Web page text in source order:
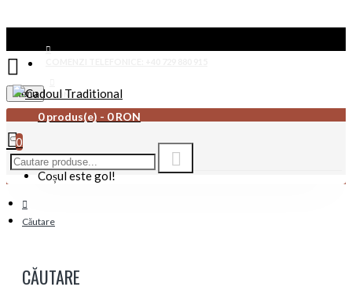
CONTACT
Menu
0 produs(e) - 0 RON
0
Coșul este gol!
Căutare
CĂUTARE